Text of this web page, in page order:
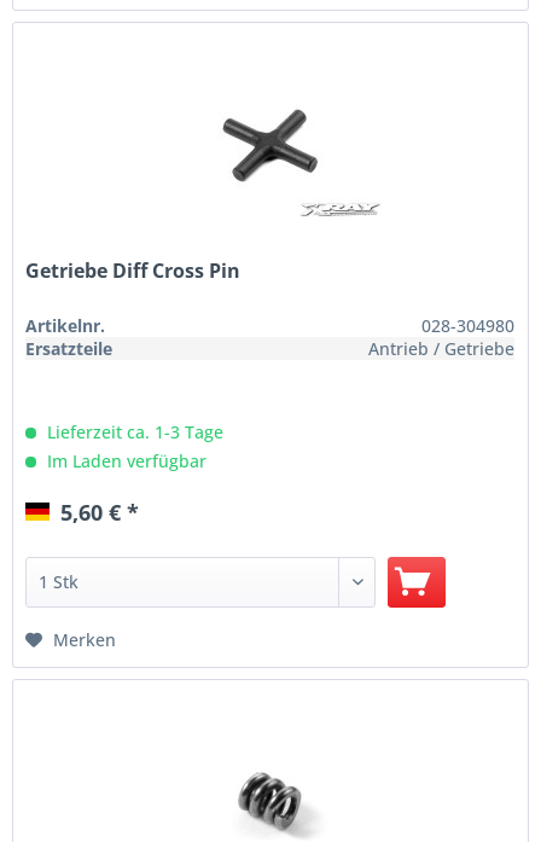
Getriebe Diff Cross Pin
Artikelnr.
028-304980
Ersatzteile
Antrieb / Getriebe
Lieferzeit ca. 1-3 Tage
Im Laden verfügbar
5,60 € *
Merken